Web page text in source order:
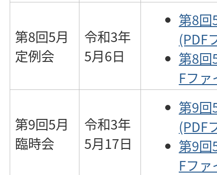
第8回5月
定例会
令和3年
5月6日
第8回
(PDF
第8回
Fフ
第9回5月
臨時会
令和3年
5月17日
第9回
(PDF
第9回
Fフ